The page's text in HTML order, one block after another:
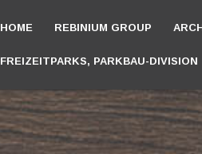
HOME REBINIUM GROUP
FREIZEITPARKS, PARKBAU-DIVISION